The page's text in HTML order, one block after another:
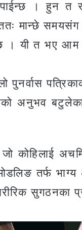
पाईन्छ । हुन
मान्छे समयसंग
। यी त भए
पुनर्वास
अनुभव
तर्फ
सुगठनका